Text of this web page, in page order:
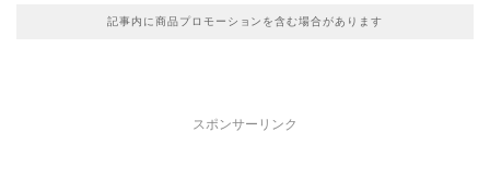
記事内に商品プロモーションを含む場合があります
スポンサーリンク